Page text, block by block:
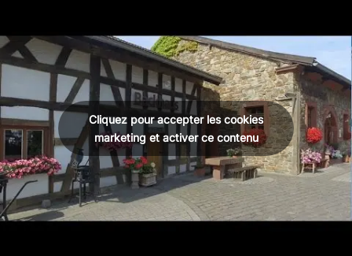
Cliquez pour accepter les cookies
marketing et activer ce contenu